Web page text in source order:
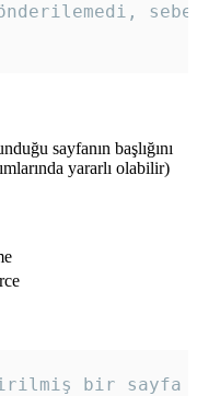
sayfanın başlığını
yararlı olabilir)
bir sayfa